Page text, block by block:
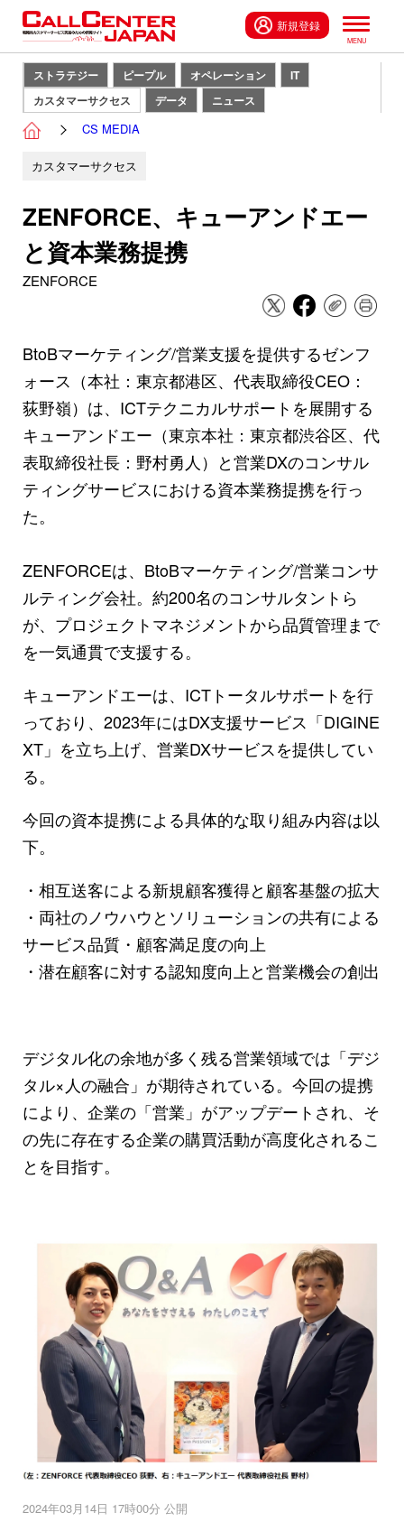
新規登録
ストラテジー ピープル オペレーション
IT
カスタマーサクセス
データ ニュース
CS MEDIA
カスタマーサクセス
ZENFORCE、キューアンドエー
と資本業務提携
ZENFORCE
BtoBマーケティング/営業支援を提供するゼンフ
ォース（本社：東京都港区、代表取締役CEO：
荻野嶺）は、ICTテクニカルサポートを展開する
キューアンドエー（東京本社：東京都渋谷区、代
表取締役社長：野村勇人）と営業DXのコンサル
ティングサービスにおける資本業務提携を行っ
た。
ZENFORCEは、BtoBマーケティング/営業コンサ
ルティング会社。約200名のコンサルタントら
が、プロジェクトマネジメントから品質管理まで
を一気通貫で支援する。
キューアンドエーは、ICTトータルサポートを行
っており、2023年にはDX支援サービス「DIGINE
XT」を立ち上げ、営業DXサービスを提供してい
る。
今回の資本提携による具体的な取り組み内容は以
下。
・相互送客による新規顧客獲得と顧客基盤の拡大
・両社のノウハウとソリューションの共有による
サービス品質・顧客満足度の向上
・潜在顧客に対する認知度向上と営業機会の創出
デジタル化の余地が多く残る営業領域では「デジ
タル×人の融合」が期待されている。今回の提携
により、企業の「営業」がアップデートされ、そ
の先に存在する企業の購買活動が高度化されるこ
とを目指す。
2024年03月14日 17時00分 公開